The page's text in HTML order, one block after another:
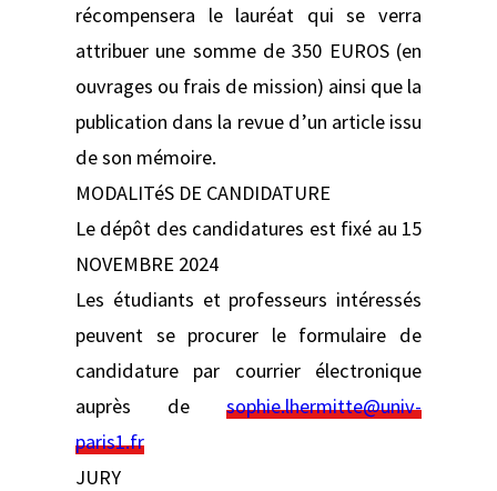
récompensera le lauréat qui se verra
attribuer une somme de 350 EUROS (en
ouvrages ou frais de mission) ainsi que la
publication dans la revue d’un article issu
de son mémoire.
MODALITéS DE CANDIDATURE
Le dépôt des candidatures est fixé au 15
NOVEMBRE 2024
Les étudiants et professeurs intéressés
peuvent se procurer le formulaire de
candidature par courrier électronique
auprès de sophie.lhermitte@univ-
paris1.fr
JURY